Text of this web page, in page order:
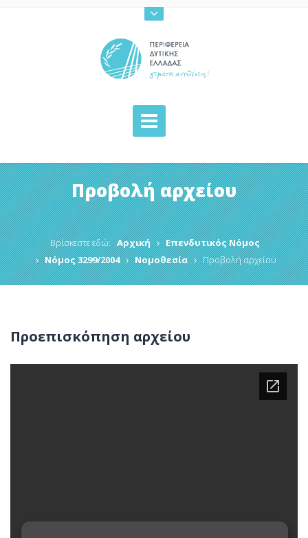
Προβολή αρχείου
Βρίσκεστε εδώ: Αρχική
Επενδυτικός Νόμος
Νόμος 3299/2004
Νομοθεσία Προβολή αρχείου
Προεπισκόπηση αρχείου